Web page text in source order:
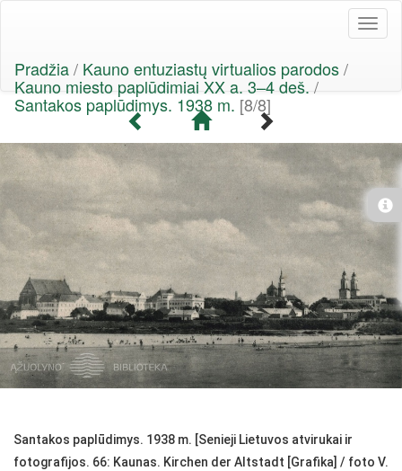
Pradžia/ Kauno entuziastų virtualios parodos/
Kauno miesto paplūdimiai XX a. 3–4 deš. /
Santakos paplūdimys. 1938 m. [8/8]
Santakos paplūdimys. 1938 m. [Senieji Lietuvos atvirukai ir
fotografijos. 66: Kaunas. Kirchen der Altstadt [Grafika] / foto V.